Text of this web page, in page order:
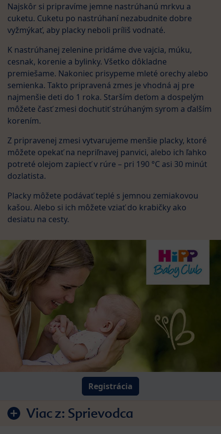
Najskôr si pripravíme jemne nastrúhanú mrkvu a
cuketu. Cuketu po nastrúhaní nezabudnite dobre
vyžmýkať, aby placky neboli príliš vodnaté.
K nastrúhanej zelenine pridáme dve vajcia, múku,
cesnak, korenie a bylinky. Všetko dôkladne
premiešame. Nakoniec prisypeme mleté orechy alebo
semienka. Takto pripravená zmes je vhodná aj pre
najmenšie deti do 1 roka. Starším deťom a dospelým
môžete časť zmesi dochutiť strúhaným syrom a ďalším
korením.
Z pripravenej zmesi vytvarujeme menšie placky, ktoré
môžete opekať na nepriľnavej panvici, alebo ich ľahko
potreté olejom zapiecť v rúre – pri 190 °C asi 30 minút
dozlatista.
Placky môžete podávať teplé s jemnou zemiakovou
kašou. Alebo si ich môžete vziať do krabičky ako
desiatu na cesty.
Registrácia
Viac z: Sprievodca